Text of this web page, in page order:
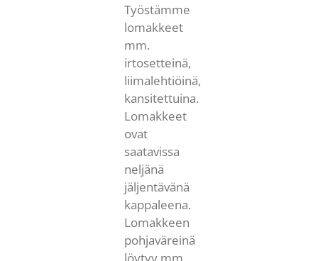
Työstämme
lomakkeet
mm.
irtosetteinä,
liimalehtiöinä,
kansitettuina.
Lomakkeet
ovat
saatavissa
neljänä
jäljentävänä
kappaleena.
Lomakkeen
pohjaväreinä
löytyy mm.